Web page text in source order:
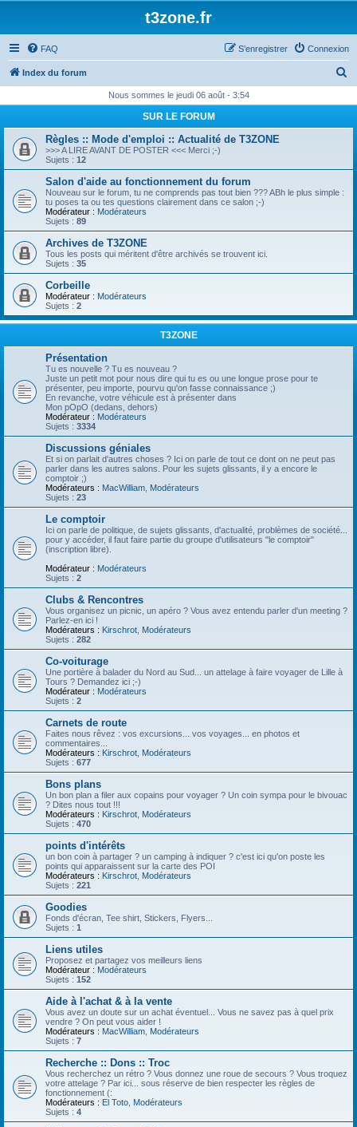
t3zone.fr
FAQ Connexion
S’enregistrer
Index du forum
h
r
Nous sommes le jeudi 06 août - 3:54
SUR LE FORUM
Règles :: Mode d'emploi :: Actualité de T3ZONE
>>> A LIRE AVANT DE POSTER <<< Merci ;-)
Sujets : 12
Salon d'aide au fonctionnement du forum
Nouveau sur le forum, tu ne comprends pas tout bien ??? ABh le plus simple :
tu poses ta ou tes questions clairement dans ce salon ;-)
Modérateur : Modérateurs
Sujets : 89
Archives de T3ZONE
Tous les posts qui méritent d'être archivés se trouvent ici.
Sujets : 35
Corbeille
Modérateur : Modérateurs
Sujets : 2
T3ZONE
Présentation
Tu es nouvelle ? Tu es nouveau ?
Juste un petit mot pour nous dire qui tu es ou une longue prose pour te
présenter, peu importe, pourvu qu'on fasse connaissance ;)
En revanche, votre véhicule est à présenter dans
Mon pOpO (dedans, dehors)
Modérateur : Modérateurs
Sujets : 3334
Discussions géniales
Et si on parlait d'autres choses ? Ici on parle de tout ce dont on ne peut pas
parler dans les autres salons. Pour les sujets glissants, il y a encore le
comptoir ;)
Modérateurs : MacWilliam Modérateurs
Sujets : 23
Le comptoir
Ici on parle de politique, de sujets glissants, d'actualité, problèmes de société...
pour y accéder, il faut faire partie du groupe d'utilisateurs "le comptoir"
(inscription libre).
Modérateur : Modérateurs
Sujets : 2
Clubs & Rencontres
Vous organisez un picnic, un apéro ? Vous avez entendu parler d'un meeting ?
Parlez-en ici !
Modérateurs : Kirschrot Modérateurs
Sujets : 282
Co-voiturage
Une portière à balader du Nord au Sud... un attelage à faire voyager de Lille à
Tours ? Demandez ici ;-)
Modérateur : Modérateurs
Sujets : 2
Carnets de route
Faites nous rêvez : vos excursions... vos voyages... en photos et
commentaires...
Modérateurs : Kirschrot Modérateurs
Sujets : 677
Bons plans
Un bon plan a filer aux copains pour voyager ? Un coin sympa pour le bivouac
? Dites nous tout !!!
Modérateurs : Kirschrot Modérateurs
Sujets : 470
points d'intérêts
un bon coin à partager ? un camping à indiquer ? c'est ici qu'on poste les
points qui apparaissent sur la carte des POI
Modérateurs : Kirschrot Modérateurs
Sujets : 221
Goodies
Fonds d'écran, Tee shirt, Stickers, Flyers...
Sujets : 1
Liens utiles
Proposez et partagez vos meilleurs liens
Modérateur : Modérateurs
Sujets : 152
Aide à l'achat & à la vente
Vous avez un doute sur un achat éventuel... Vous ne savez pas à quel prix
vendre ? On peut vous aider !
Modérateurs : MacWilliam Modérateurs
Sujets : 7
Recherche :: Dons :: Troc
Vous recherchez un rétro ? Vous donnez une roue de secours ? Vous troquez
votre attelage ? Par ici... sous réserve de bien respecter les règles de
fonctionnement (:
Modérateurs : El Toto Modérateurs
Sujets : 4